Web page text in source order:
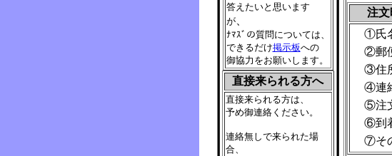
答えたいと思います
が、
ﾅﾏｽﾞの質問については、
できるだけ掲示板への
御協力をお願いします。
直接来られる方へ
直接来られる方は、
予め御連絡ください。
連絡無しで来られた場
合、
注文
①氏
②郵
③住
④連
⑤注
⑥到
⑦そ